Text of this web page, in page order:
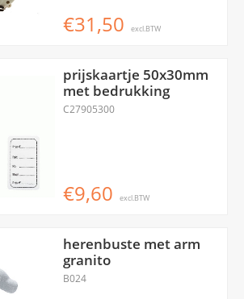
€31,50 excl.BTW
prijskaartje 50x30mm
met bedrukking
C27905300
€9,60 excl.BTW
herenbuste met arm
granito
B024